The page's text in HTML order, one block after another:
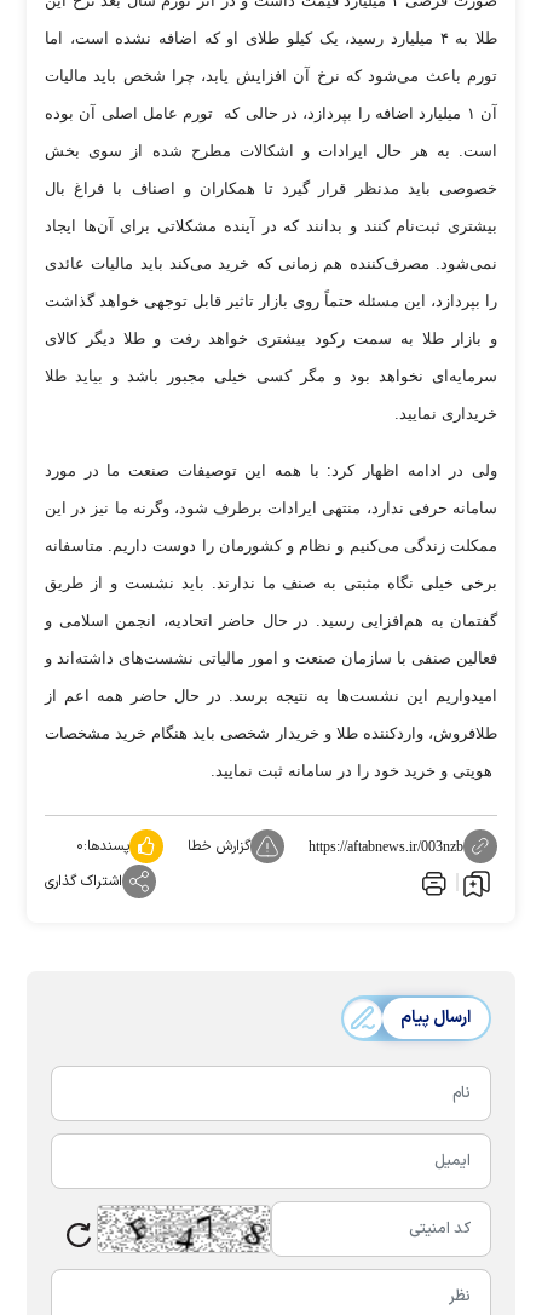
طلا به ۴ میلیارد رسید، یک کیلو طلای او که اضافه نشده است، اما
تورم باعث می‌شود که نرخ آن افزایش یابد، چرا شخص باید مالیات
آن ۱ میلیارد اضافه را بپردازد، در حالی که تورم عامل اصلی آن بوده
است. به هر حال ایرادات و اشکالات مطرح شده از سوی بخش
خصوصی باید مدنظر قرار گیرد تا همکاران و اصناف با فراغ بال
بیشتری ثبت‌نام کنند و بدانند که در آینده مشکلاتی برای آن‌ها ایجاد
نمی‌شود. مصرف‌کننده هم زمانی که خرید می‌کند باید مالیات عائدی
را بپردازد، این مسئله حتماً روی بازار تاثیر قابل توجهی خواهد گذاشت
و بازار طلا به سمت رکود بیشتری خواهد رفت و طلا دیگر کالای
سرمایه‌ای نخواهد بود و مگر کسی خیلی مجبور باشد و بیاید طلا
خریداری نمایید.
ولی در ادامه اظهار کرد: با همه این توصیفات صنعت ما در مورد
سامانه حرفی ندارد، منتهی ایرادات برطرف شود، وگرنه ما نیز در این
ممکلت زندگی می‌کنیم و نظام و کشورمان را دوست داریم. متاسفانه
برخی خیلی نگاه مثبتی به صنف ما ندارند. باید نشست و از طریق
گفتمان به هم‌افزایی رسید. در حال حاضر اتحادیه، انجمن اسلامی و
فعالین صنفی با سازمان صنعت و امور مالیاتی نشست‌های داشته‌اند و
امیدواریم این نشست‌ها به نتیجه برسد. در حال حاضر همه اعم از
طلافروش، واردکننده طلا و خریدار شخصی باید هنگام خرید مشخصات
هویتی و خرید خود را در سامانه ثبت نمایید.
https://aftabnews.ir/003nzb گزارش خطا پسندها:۰
اشتراک گذاری
ارسال پیام